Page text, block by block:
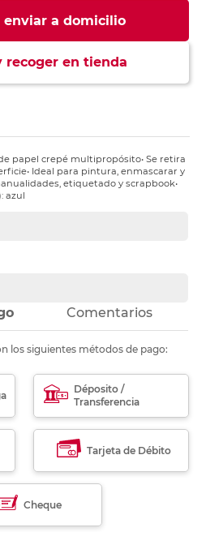
enviar a domicilio
recoger en tienda
papel crepé multipropósito• Se retira
Ideal para pintura, enmascarar y
etiquetado y scrapbook•
azul
Comentarios
los siguientes métodos de pago:
Déposito /
Transferencia
Tarjeta de Débito
Cheque